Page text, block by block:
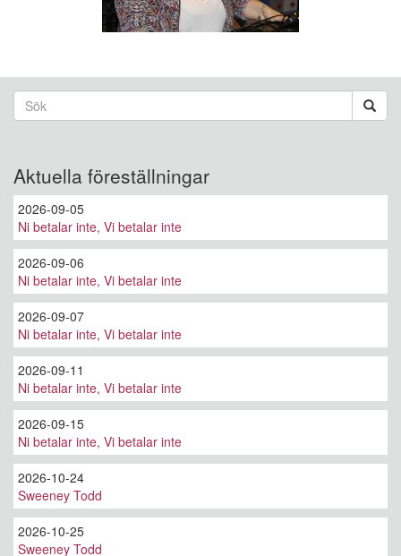
Sökformulär
Aktuella föreställningar
2026-09-05
Ni betalar inte, Vi betalar inte
2026-09-06
Ni betalar inte, Vi betalar inte
2026-09-07
Ni betalar inte, Vi betalar inte
2026-09-11
Ni betalar inte, Vi betalar inte
2026-09-15
Ni betalar inte, Vi betalar inte
2026-10-24
Sweeney Todd
2026-10-25
Sweeney Todd